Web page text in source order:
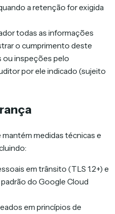
a retenção for exigida
todas as informações
o cumprimento deste
ou inspeções pelo
por ele indicado (sujeito
medidas técnicas e
em trânsito (TLS 1.2+) e
do Google Cloud
em princípios de